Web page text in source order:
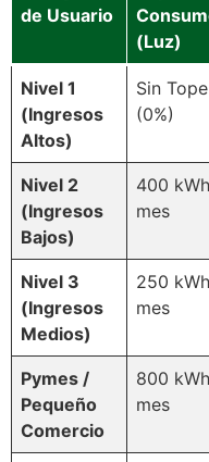
de Usuario
(Luz)
Nivel 1
(Ingresos
Altos)
Sin Tope
(0%)
Nivel 2
(Ingresos
Bajos)
400
mes
Nivel 3
(Ingresos
Medios)
250
mes
Pymes /
Pequeño
Comercio
800
mes